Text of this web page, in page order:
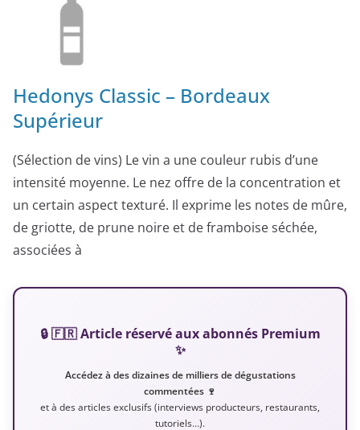
Hedonys Classic – Bordeaux
Supérieur
(Sélection de vins) Le vin a une couleur rubis d’une
intensité moyenne. Le nez offre de la concentration et
un certain aspect texturé. Il exprime les notes de mûre,
de griotte, de prune noire et de framboise séchée,
associées à
🔒 🇫🇷 Article réservé aux abonnés Premium
✨
Accédez à des dizaines de milliers de dégustations
commentées 🍷
et à des articles exclusifs (interviews producteurs, restaurants,
tutoriels…).